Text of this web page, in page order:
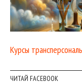
Курсы
ЧИТАЙ FACEBOOK